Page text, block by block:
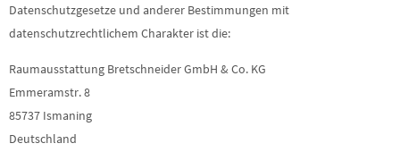
Datenschutzgesetze und anderer Bestimmungen mit
datenschutzrechtlichem Charakter ist die:
Raumausstattung Bretschneider GmbH & Co. KG
Emmeramstr. 8
85737 Ismaning
Deutschland